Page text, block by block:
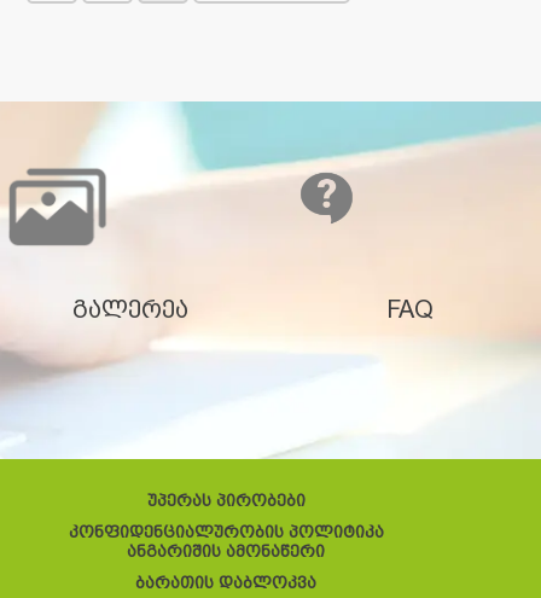
გალერეა FAQ
უპერას პირობები
კონფიდენციალურობის პოლიტიკა
ანგარიშის ამონაწერი
ბარათის დაბლოკვა